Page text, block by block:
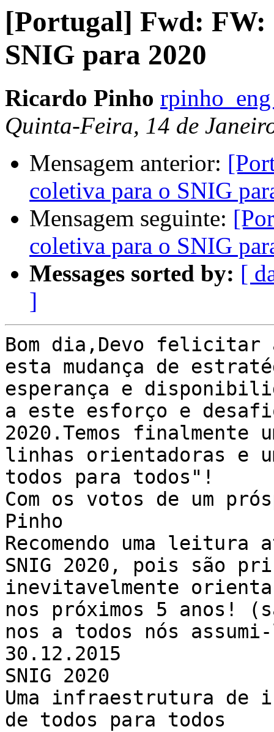
[Portugal] Fwd: FW:
SNIG para 2020
Ricardo Pinho
Quinta-Feira, 14 de
Mensagem anterior:
coletiva para o SNIG
Mensagem seguinte:
coletiva para o SNIG
Messages sorted by: [
]
Bom dia,Devo felicitar
esta mudança de
esperança e
a este esforço e
2020.Temos finalmente
linhas orientadoras e
todos para todos"!
Com os votos de um
Pinho
Recomendo uma leitura
SNIG 2020, pois são
inevitavelmente
nos próximos 5 anos!
nos a todos nós
30.12.2015
SNIG 2020
Uma infraestrutura de
de todos para todos